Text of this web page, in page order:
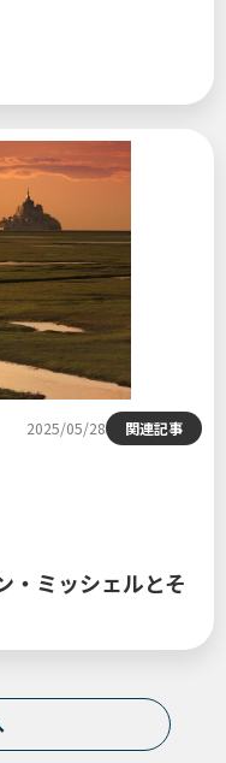
2025/05/28
関連記事
・ミッシェルとそ